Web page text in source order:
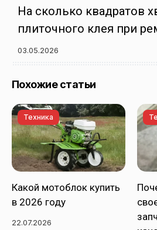
На сколько квадратов
плиточного клея при
03.05.2026
Похожие статьи
Техника
Какой мотоблок купить
в 2026 году
22.07.2026